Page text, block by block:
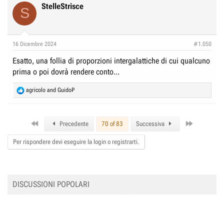
c
t
s
S StelleStrisce
16 Dicembre 2024 #1.050
Esatto, una follia di proporzioni intergalattiche di cui qualcuno
prima o poi dovrà rendere conto...
R
e
o
n
agricolo and GuidoP
Precedente 70 of 83 Successiva
Per rispondere devi eseguire la login o registrarti.
DISCUSSIONI POPOLARI